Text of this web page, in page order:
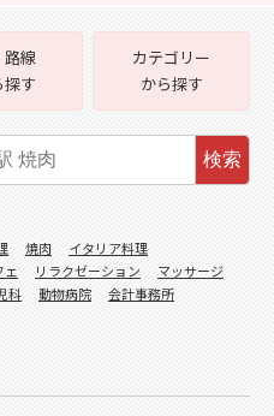
路線
探す
カテゴリー
から探す
検索
焼肉
イタリア料理
リラクゼーション
マッサージ
科 動物病院
会計事務所